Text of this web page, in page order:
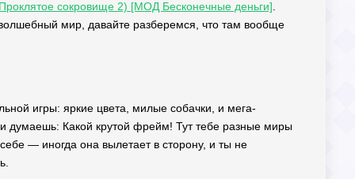
сокровище 2) [МОД Бесконечные деньги]
мир, давайте разберемся, что там вообще
игры: яркие цвета, милые собачки, и мега-
думаешь: Какой крутой фрейм! Тут тебе разные миры
— иногда она вылетает в сторону, и ты не